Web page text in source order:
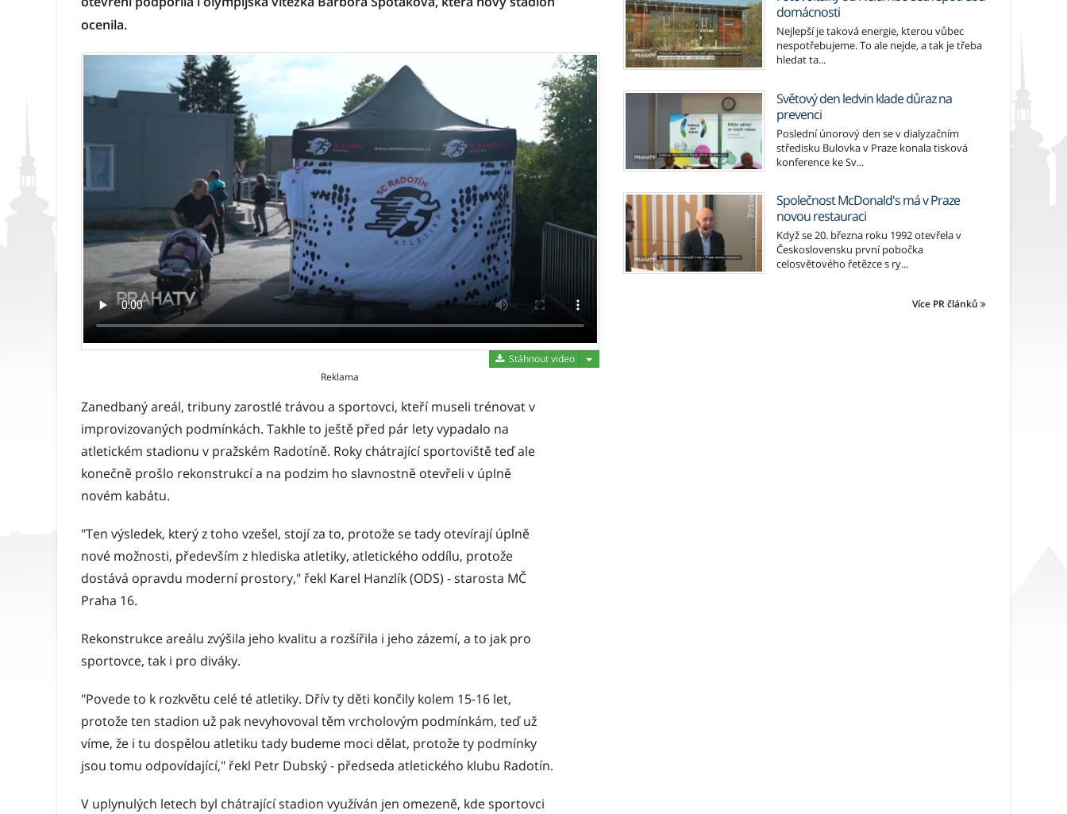
ocenila.
Stáhnout video
Stáhnout video
Reklama
Zanedbaný areál, tribuny zarostlé trávou a sportovci, kteří museli trénovat v
improvizovaných podmínkách. Takhle to ještě před pár lety vypadalo na
atletickém stadionu v pražském Radotíně. Roky chátrající sportoviště teď ale
konečně prošlo rekonstrukcí a na podzim ho slavnostně otevřeli v úplně
novém kabátu.
"Ten výsledek, který z toho vzešel, stojí za to, protože se tady otevírají úplně
nové možnosti, především z hlediska atletiky, atletického oddílu, protože
dostává opravdu moderní prostory," řekl Karel Hanzlík (ODS) - starosta MČ
Praha 16.
Rekonstrukce areálu zvýšila jeho kvalitu a rozšířila i jeho zázemí, a to jak pro
sportovce, tak i pro diváky.
"Povede to k rozkvětu celé té atletiky. Dřív ty děti končily kolem 15-16 let,
protože ten stadion už pak nevyhovoval těm vrcholovým podmínkám, teď už
víme, že i tu dospělou atletiku tady budeme moci dělat, protože ty podmínky
jsou tomu odpovídající," řekl Petr Dubský - předseda atletického klubu Radotín.
V uplynulých letech byl chátrající stadion využíván jen omezeně, kde sportovci
domácnosti
Nejlepší je taková energie, kterou vůbec
nespotřebujeme. To ale nejde, a tak je třeba
hledat ta...
Světový den ledvin klade důraz na
prevenci
Poslední únorový den se v dialyzačním
středisku Bulovka v Praze konala tisková
konference ke Sv...
Společnost McDonald's má v Praze
novou restauraci
Když se 20. března roku 1992 otevřela v
Československu první pobočka
celosvětového řetězce s ry...
Více PR článků